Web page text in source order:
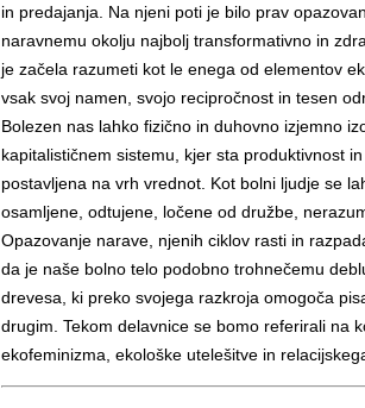
in predajanja. Na njeni poti je bilo prav
naravnemu okolju najbolj transformativno in
je začela razumeti kot le enega od elementov
vsak svoj namen, svojo recipročnost in tesen
Bolezen nas lahko fizično in duhovno izjemno
kapitalističnem sistemu, kjer sta produktivnost in
postavljena na vrh vrednot. Kot bolni ljudje se
osamljene, odtujene, ločene od družbe,
Opazovanje narave, njenih ciklov rasti in
da je naše bolno telo podobno trohnečemu
drevesa, ki preko svojega razkroja omogoča
drugim. Tekom delavnice se bomo referirali na
ekofeminizma, ekološke utelešitve in